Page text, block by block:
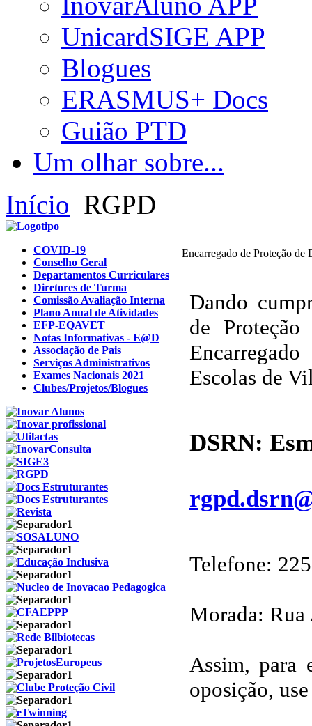
UnicardSIGE APP
Blogues
ERASMUS+ Docs
Guião PTD
Um olhar sobre...
Início RGPD
Encarregado de Proteção de
Dando
de
Escolas de
DSRN:
Telefone:
Morada:
Assim, para
oposição,
COVID-19
Conselho Geral
Departamentos Curriculares
Diretores de Turma
Comissão Avaliação Interna
Plano Anual de Atividades
EFP-EQAVET
Notas Informativas - E@D
Associação de Pais
Serviços Administrativos
Exames Nacionais 2021
Clubes/Projetos/Blogues